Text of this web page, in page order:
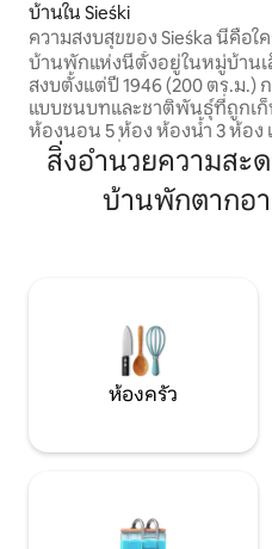
บ้านใน Sieśki
ความสงบสุขของ Sieśka นี้คือใ
คุณจะได้หลีกหนีจากความเร่งรี
บ้านพักแห่งนี้ตั้งอยู่ในหมู่บ้านเ
สงบตั้งแต่ปี 1946 (200 ตร.ม.) การตกแต่ง
แบบชนบทและชาติพันธุ์ที่ถูกเก็
ห้องนอน 5 ห้อง ห้องน้ำ 3 ห้อง
กว้างขวางที่มองเห็นสวนผลไม้
คลายได้อย่างเต็มที่และเข้าพัก
สะดวกสบายสำหรับ 16 คน ห้องครัวขนาด
พร้อมเตาไฟ สวนผลไม้ขนาดให
วอลเลย์บอล
สิ่งอำนวยความสะ
บ้านพักตากอ
ห้องครัว